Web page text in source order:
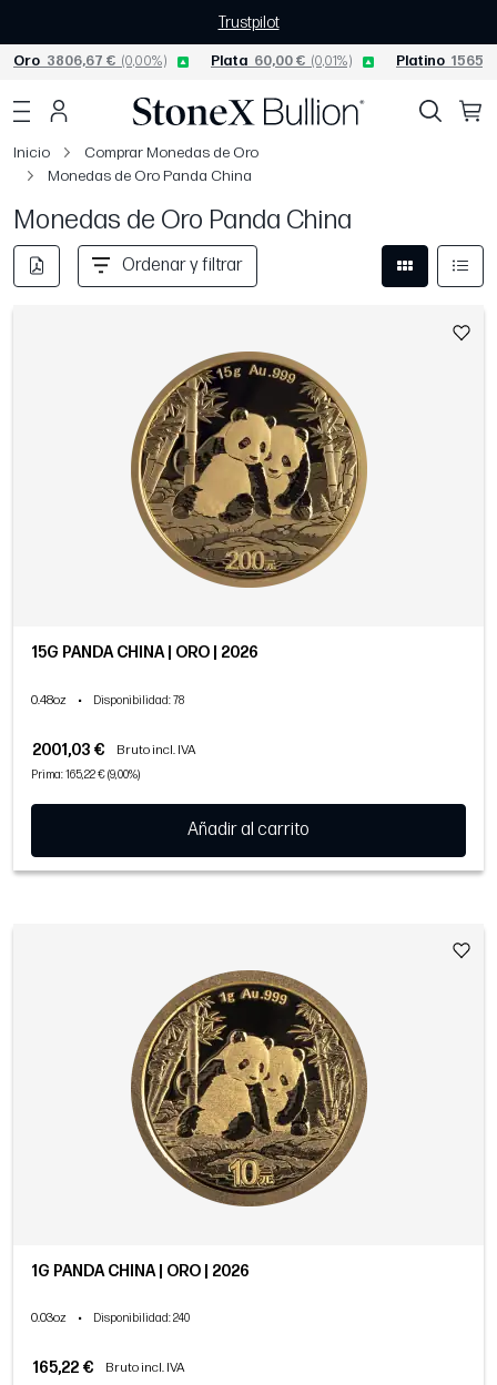
Trustpilot
Oro 3806,67 € (0,00%) Plata 60,00 € (0,01%) Platino
Inicio
Comprar Monedas de Oro
Monedas de Oro Panda China
Monedas de Oro Panda China
Ordenar y filtrar
15G PANDA CHINA | ORO | 2026
0.48oz • Disponibilidad: 78
2001,03 € Bruto incl. IVA
Prima: 165,22 € (9,00%)
Añadir al carrito
1G PANDA CHINA | ORO | 2026
0.03oz • Disponibilidad: 240
165,22 € Bruto incl. IVA